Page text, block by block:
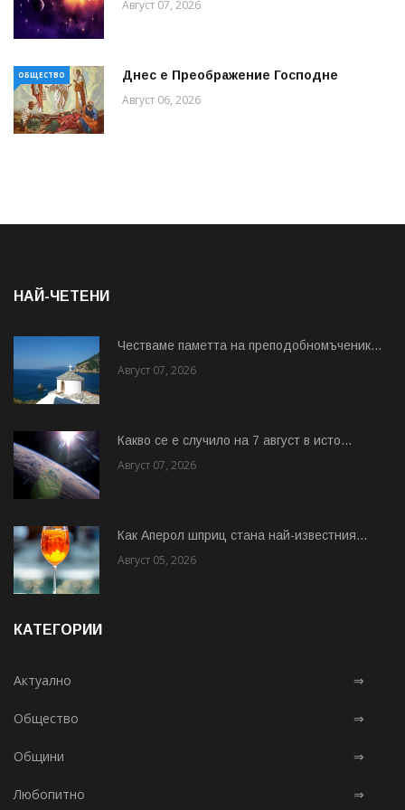
Август 07, 2026
ОБЩЕСТВО Днес е Преображение Господне
Август 06, 2026
НАЙ-ЧЕТЕНИ
Честваме паметта на преподобномъченик...
Август 07, 2026
Какво се е случило на 7 август в исто...
Август 07, 2026
Как Аперол шприц стана най-известния...
Август 05, 2026
КАТЕГОРИИ
Актуално ⇒
Общество ⇒
Общини ⇒
Любопитно ⇒